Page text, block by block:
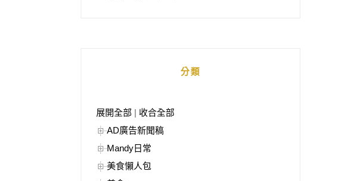
分類
展開全部 | 收合全部
AD廣告新聞稿
Mandy日常
美食懶人包